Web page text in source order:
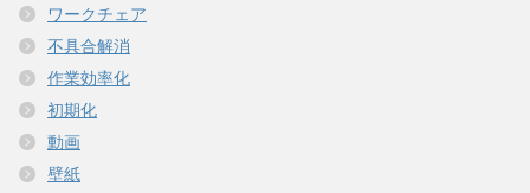
ワークチェア
不具合解消
作業効率化
初期化
動画
壁紙